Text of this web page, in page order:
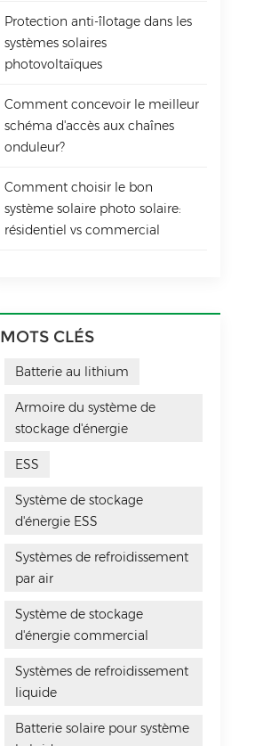
Protection anti-îlotage dans les
systèmes solaires
photovoltaïques
Comment concevoir le meilleur
schéma d'accès aux chaînes
onduleur?
Comment choisir le bon
système solaire photo solaire:
résidentiel vs commercial
MOTS CLÉS
Batterie au lithium
Armoire du système de
stockage d'énergie
ESS
Système de stockage
d'énergie ESS
Systèmes de refroidissement
par air
Système de stockage
d'énergie commercial
Systèmes de refroidissement
liquide
Batterie solaire pour système